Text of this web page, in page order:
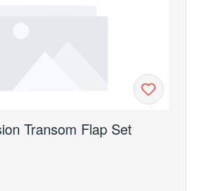
Transom Flap Set